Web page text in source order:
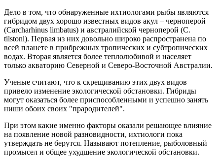
Дело в том, что обнаруженные ихтиологами рыбы являются
гибридом двух хорошо известных видов акул – черноперой
(Carcharhinus limbatus) и австралийской черноперой (C.
tilstoni). Первая из них довольно широко распространена по
всей планете в прибрежных тропических и субтропических
водах. Вторая является более теплолюбивой и населяет
только акваторию Северной и Северо-Восточной Австралии.
Ученые считают, что к скрещиванию этих двух видов
привело изменение экологической обстановки. Гибриды
могут оказаться более приспособленными и успешно занять
ниши обоих своих "прародителей".
При этом какие именно факторы оказали решающее влияние
на появление новой разновидности, ихтиологи пока
утверждать не берутся. Называют потепление, рыболовный
промысел и общее ухудшение экологической обстановки.